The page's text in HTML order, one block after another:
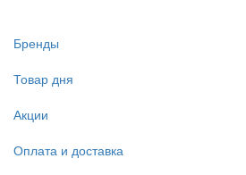
Бренды
Товар дня
Акции
Оплата и доставка